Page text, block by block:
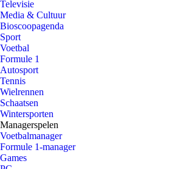
Televisie
Media & Cultuur
Bioscoopagenda
Sport
Voetbal
Formule 1
Autosport
Tennis
Wielrennen
Schaatsen
Wintersporten
Managerspelen
Voetbalmanager
Formule 1-manager
Games